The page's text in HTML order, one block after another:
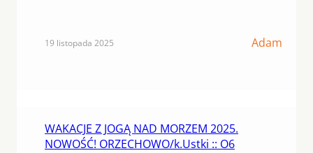
19 listopada 2025 Adam
WAKACJE Z JOGĄ NAD MORZEM 2025.
NOWOŚĆ! ORZECHOWO/k.Ustki :: O6